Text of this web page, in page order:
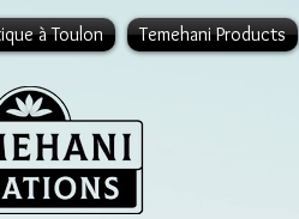
à Toulon Temehani Products